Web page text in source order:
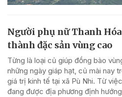
Người phụ nữ Thanh
thành đặc sản vùng cao
Từng là loại củ giúp đồng bào
những ngày giáp hạt, củ mài nay
giá trị kinh tế tại xã Pù Nhi. Từ
đang được địa phương định